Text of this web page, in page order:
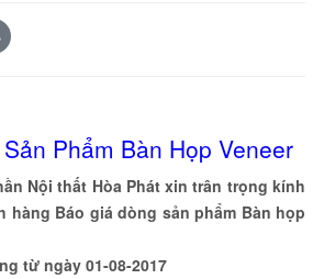
Phẩm Bàn Họp Veneer
Nội thất Hòa Phát xin trân trọng kính
hàng Báo giá dòng sản phẩm Bàn họp
từ ngày 01-08-2017